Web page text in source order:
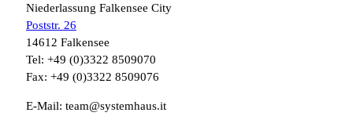
Niederlassung Falkensee City
Poststr. 26
14612 Falkensee
Tel: +49 (0)3322 8509070
Fax: +49 (0)3322 8509076
E-Mail: team@systemhaus.it